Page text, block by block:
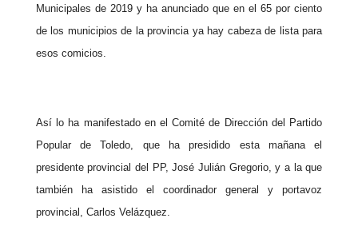
Municipales de 2019 y ha anunciado que en el 65 por ciento
de los municipios de la provincia ya hay cabeza de lista para
esos comicios.
Así lo ha manifestado en el Comité de Dirección del Partido
Popular de Toledo, que ha presidido esta mañana el
presidente provincial del PP, José Julián Gregorio, y a la que
también ha asistido el coordinador general y portavoz
provincial, Carlos Velázquez.